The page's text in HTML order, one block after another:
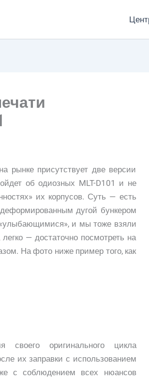
рынке присутствует две версии
об одиозных MLT-D101 и не
их корпусов. Суть — есть
дугой бункером
«улыбающимися», и мы тоже взяли
— достаточно посмотреть на
На фото ниже пример того, как
оригинального цикла
их заправки с использованием
с соблюдением всех нюансов